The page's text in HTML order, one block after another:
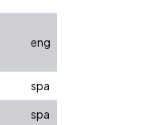
eng
spa
spa